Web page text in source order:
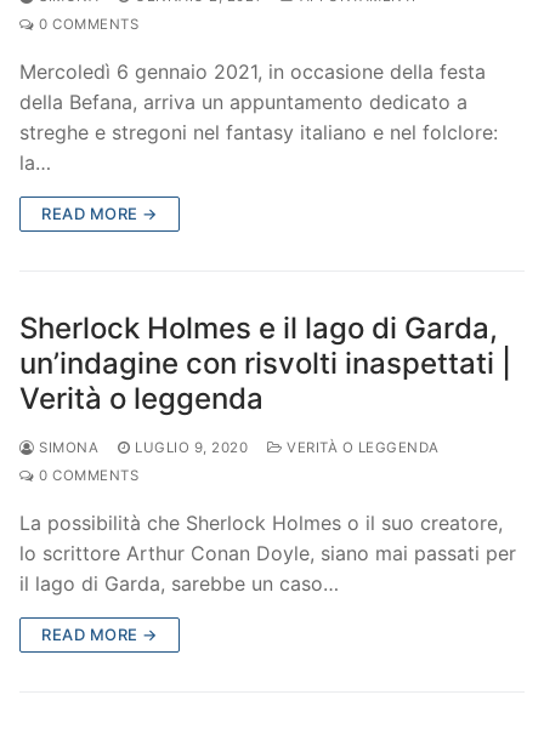
0 COMMENTS
Mercoledì 6 gennaio 2021, in occasione della festa
della Befana, arriva un appuntamento dedicato a
streghe e stregoni nel fantasy italiano e nel folclore:
la…
READ MORE →
Sherlock Holmes e il lago di Garda,
un’indagine con risvolti inaspettati |
Verità o leggenda
SIMONA LUGLIO 9, 2020
VERITÀ O LEGGENDA
0 COMMENTS
La possibilità che Sherlock Holmes o il suo creatore,
lo scrittore Arthur Conan Doyle, siano mai passati per
il lago di Garda, sarebbe un caso…
READ MORE →